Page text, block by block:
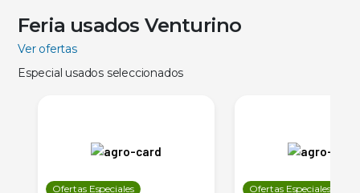
Feria usados Venturino
Ver ofertas
Especial usados seleccionados
Ofertas Especiales Ofertas Especiales